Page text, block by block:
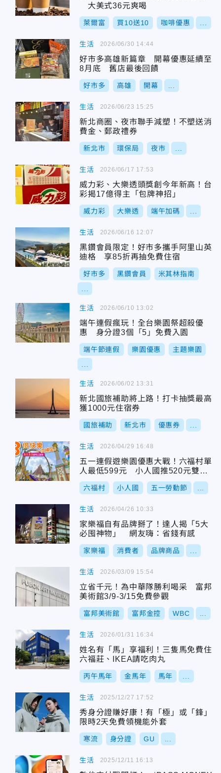
大美式36元爽喝
萊爾富 買10送10 咖啡優惠
生活
好市多高雄新篇章 開幕優惠延續至
8月底 舊店最後回饋
好市多 高雄 開幕
2026/06/30 14:44
生活
新北商圈、夜市聯手減塑！不塑送消
費金、郵政禮券
新北市 環保局 夜市
2026/06/23 15:25
生活
威力彩、大樂透頭獎創今年新高！台
彩揭17億得主「包牌神招」
威力彩 大樂透 端午加碼
2026/06/17 17:53
生活
黑鑽會員限定！好市多攜手阿里山英
迪格 享85折再抽免費住宿
好市多 黑鑽會員 米其林指南
2026/06/16 12:07
生活
端午連假瘋玩！全台樂園祭超殺優
惠 身分證3個「5」免費入園
端午節連假 樂園優惠 主題樂園
2026/06/10 13:02
生活
新北國旅補助將上路！打卡抽獎最高
獲1000元住宿券
國旅補助 新北市 優惠券
2026/06/02 13:31
生活
五一連假遊樂園優惠大戰！六福村單
人最低599元 小人國推520元雙人
票
六福村 小人國 五一勞動節
2026/04/29 16:48
生活
家樂福自有品牌掰了！達人揭「5大
必囤神物」 網友嗨：省錢有感
家樂福 消費者 品牌商品
2026/04/26 10:33
生活
立省千元！為中華隊勝利喝采 富邦
美術館3/9-3/15免費參觀
富邦美術館 富邦金控 WBC
2026/03/09 15:54
生活
姓名有「馬」享福利！三隻馬免費住
六福莊、IKEA請吃肉丸
丙午馬年 金馬年 馬年
2026/01/31 16:34
生活
秀身分證賺好康！有「極」或「鋒」
限時2天免費領機能外套
寒流 身分證 GU
2025/12/27 17:52
生活 2025/12/11 16:13